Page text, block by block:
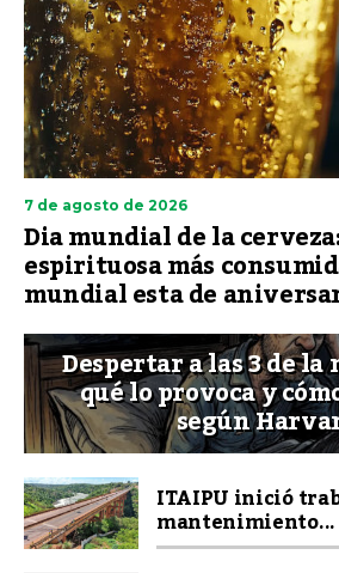
7 de agosto de 2026
Dia mundial de la
espirituosa más
mundial esta de
Despertar a las 3 de la
qué lo provoca y
según
ITAIPU inició
mantenimiento...